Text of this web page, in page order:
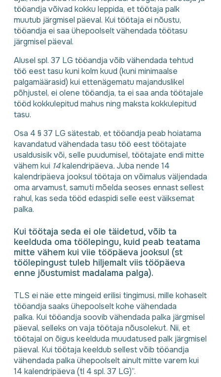
tööandja võivad kokku leppida, et töötaja palk
muutub järgmisel päeval. Kui töötaja ei nõustu,
tööandja ei saa ühepoolselt vähendada töötasu
järgmisel päeval.
Alusel spl. 37 LG tööandja võib vähendada tehtud
töö eest tasu kuni kolm kuud (kuni minimaalse
palgamäärasid) kui ettenägematu majanduslikel
põhjustel, ei olene tööandja, ta ei saa anda töötajale
tööd kokkulepitud mahus ning maksta kokkulepitud
tasu.
Osa 4 § 37 LG sätestab, et tööandja peab hoiatama
kavandatud vähendada tasu töö eest töötajate
usaldusisik või,selle puudumisel,töötajate endi mitte
vähem kui 14kalendripäeva. Juba nende 14
kalendripäeva jooksul töötaja on võimalus väljendada
oma arvamust, samuti mõelda seoses ennast sellest
rahul, kas seda tööd edaspidi selle eest väiksemat
palka.
Kui töötaja seda ei ole täidetud, võib ta
keelduda oma töölepingu, kuid peab teatama
mitte vähem kui viie tööpäeva jooksul (st
töölepingust tuleb hiljemalt viis tööpäeva
enne jõustumist madalama palga).
TLS ei näe ette mingeid erilisi tingimusi, mille kohaselt
tööandja saaks ühepoolselt kohe vähendada
palka. Kui tööandja soovib vähendada palka järgmisel
päeval, selleks on vaja töötaja nõusolekut. Nii, et
töötajal on õigus keelduda muudatused palk järgmisel
päeval. Kui töötaja keeldub sellest võib tööandja
vähendada palka ühepoolselt ainult mitte varem kui
14 kalendripäeva (tl 4 spl. 37 LG)”.